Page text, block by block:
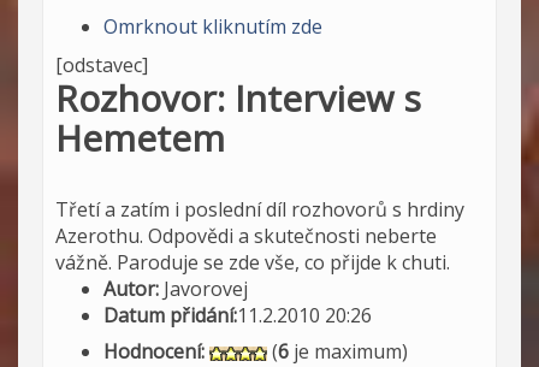
Omrknout kliknutím zde
[odstavec]
Rozhovor: Interview s
Hemetem
Třetí a zatím i poslední díl rozhovorů s hrdiny
Azerothu. Odpovědi a skutečnosti neberte
vážně. Paroduje se zde vše, co přijde k chuti.
Autor: Javorovej
Datum přidání:11.2.2010 20:26
Hodnocení:
(6 je maximum)